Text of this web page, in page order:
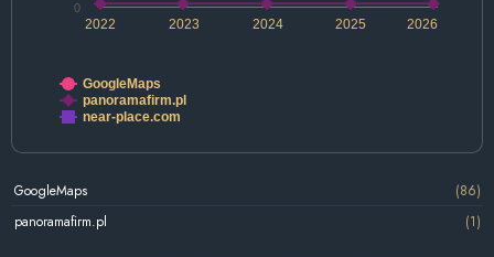
2022 2024 2026
2023 2025
0
GoogleMaps
panoramafirm.pl
near-place.com
GoogleMaps
(86)
panoramafirm.pl
(1)